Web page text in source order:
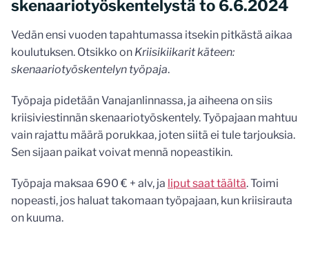
skenaariotyöskentelystä to 6.6.2024
Vedän ensi vuoden tapahtumassa itsekin pitkästä aikaa
koulutuksen. Otsikko on Kriisikiikarit käteen:
skenaariotyöskentelyn työpaja.
Työpaja pidetään Vanajanlinnassa, ja aiheena on siis
kriisiviestinnän skenaariotyöskentely. Työpajaan mahtuu
vain rajattu määrä porukkaa, joten siitä ei tule tarjouksia.
Sen sijaan paikat voivat mennä nopeastikin.
Työpaja maksaa 690 € + alv, ja liput saat täältä. Toimi
nopeasti, jos haluat takomaan työpajaan, kun kriisirauta
on kuuma.